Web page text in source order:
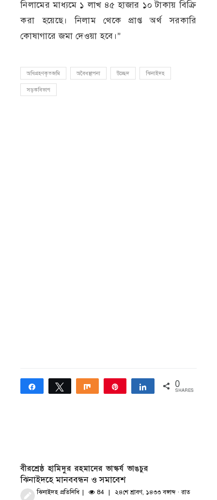
নিলামের মাধ্যমে ১ লাখ ৪৫ হাজার ১০ টাকায় বিক্রি
করা হয়েছে। নিলাম থেকে প্রাপ্ত অর্থ সরকারি
কোষাগারে জমা দেওয়া হবে।”
অধিগ্রহণকৃতজমি অবৈধস্থাপনা উচ্ছেদ ঝিনাইদহ
সড়কবিভাগ
Share Tweet Share Share 0
SHARES
বীরশ্রেষ্ঠ হামিদুর রহমানের ভাস্কর্য ভাঙচুর
ঝিনাইদহে মানববন্ধন ও সমাবেশ
ঝিনাইদহ প্রতিনিধি 84 ২৪শে শ্রাবণ, ১৪৩৩ বঙ্গাব্দ · রাত